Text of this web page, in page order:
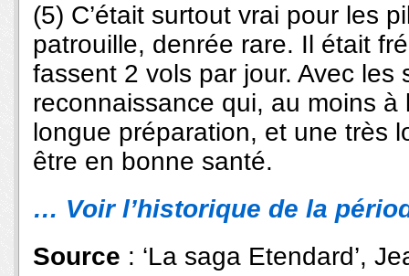
(5) C’était surtout vrai pour les
patrouille, denrée rare. Il était
fassent 2 vols par jour. Avec
reconnaissance qui, au moins à
longue préparation, et une très
être en bonne santé.
… Voir l’historique de la
Source : ‘La saga Etendard’,